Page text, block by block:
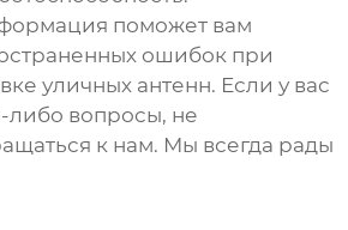
поможет вам
ошибок при
уличных антенн. Если у вас
либо вопросы, не
к нам. Мы всегда рады